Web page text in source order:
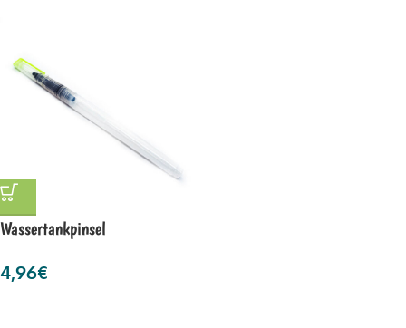
Wassertankpinsel
4,96€